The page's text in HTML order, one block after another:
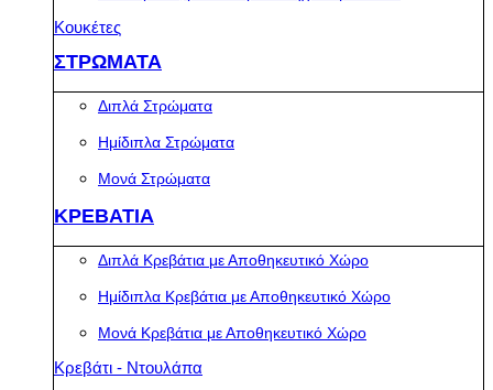
Κουκέτες
ΣΤΡΩΜΑΤΑ
Διπλά Στρώματα
Ημίδιπλα Στρώματα
Μονά Στρώματα
ΚΡΕΒΑΤΙΑ
Διπλά Κρεβάτια με Αποθηκευτικό Χώρο
Ημίδιπλα Κρεβάτια με Αποθηκευτικό Χώρο
Μονά Κρεβάτια με Αποθηκευτικό Χώρο
Κρεβάτι - Ντουλάπα